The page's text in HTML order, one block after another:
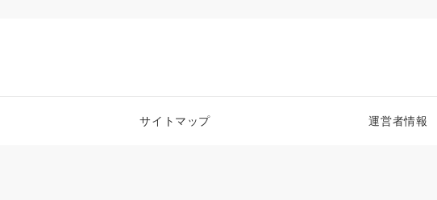
サイトマップ 運営者情報